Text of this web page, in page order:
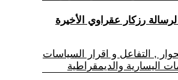
, التفاعل و اقرار السياسات
اليسارية والديمقراطية